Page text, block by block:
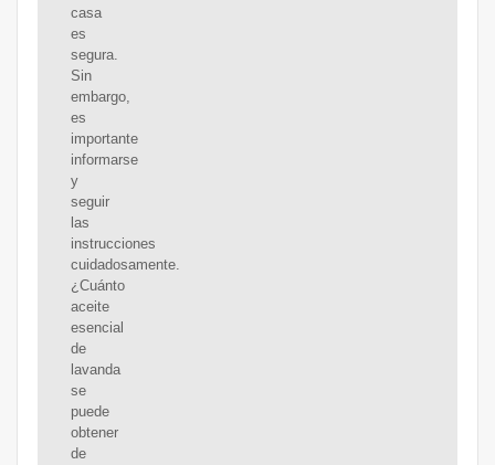
casa
es
segura.
Sin
embargo,
es
importante
informarse
y
seguir
las
instrucciones
cuidadosamente.
¿Cuánto
aceite
esencial
de
lavanda
se
puede
obtener
de